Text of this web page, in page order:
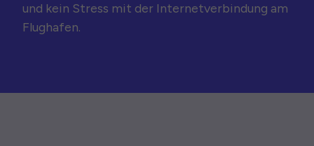
und kein Stress mit der Internetverbindung am
Flughafen.